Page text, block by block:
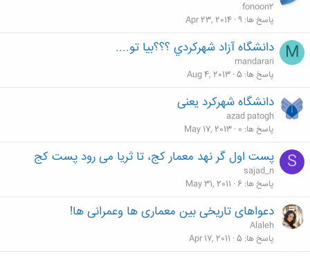
fonoon2
پاسخ ها 9
Apr 23, 2014
M دانشگاه آزاد شهركردي ؟؟؟بيا تو....
mandarari
پاسخ ها 5
Aug 4, 2013
دانشگاه شهرکرد یعنی
azad patogh
پاسخ ها 0
May 17, 2013
S پست اول گر نهد معمار کج، تا ثریا می رود پست کج
sajad_n
پاسخ ها 6
May 31, 2011
دعواهای تاریخی بین معماری ها وعمرانی ها!
Alaleh
پاسخ ها 5
Apr 17, 2011